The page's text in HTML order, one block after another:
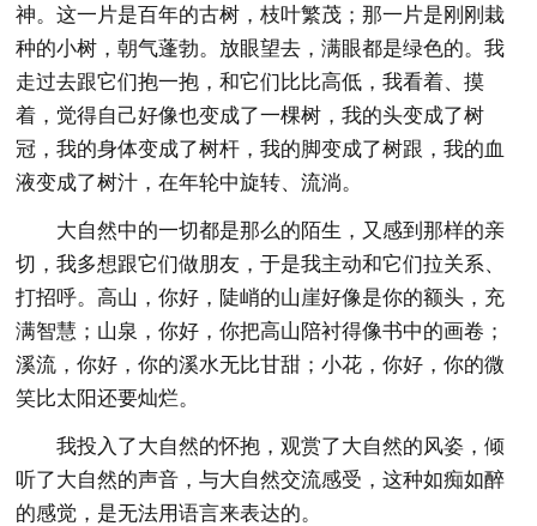
神。这一片是百年的古树，枝叶繁茂；那一片是刚刚栽
种的小树，朝气蓬勃。放眼望去，满眼都是绿色的。我
走过去跟它们抱一抱，和它们比比高低，我看着、摸
着，觉得自己好像也变成了一棵树，我的头变成了树
冠，我的身体变成了树杆，我的脚变成了树跟，我的血
液变成了树汁，在年轮中旋转、流淌。
大自然中的一切都是那么的陌生，又感到那样的亲
切，我多想跟它们做朋友，于是我主动和它们拉关系、
打招呼。高山，你好，陡峭的山崖好像是你的额头，充
满智慧；山泉，你好，你把高山陪衬得像书中的画卷；
溪流，你好，你的溪水无比甘甜；小花，你好，你的微
笑比太阳还要灿烂。
我投入了大自然的怀抱，观赏了大自然的风姿，倾
听了大自然的声音，与大自然交流感受，这种如痴如醉
的感觉，是无法用语言来表达的。